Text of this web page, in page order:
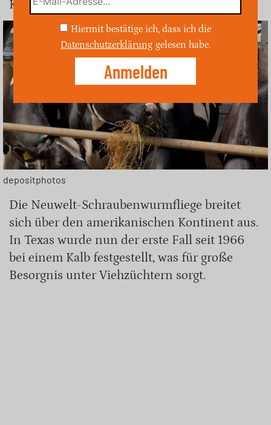
Kilometer breite Sperrzone.
depositphotos
Die Neuwelt-Schraubenwurmfliege breitet
sich über den amerikanischen Kontinent aus.
In Texas wurde nun der erste Fall seit 1966
bei einem Kalb festgestellt, was für große
Besorgnis unter Viehzüchtern sorgt.
Hiermit bestätige ich, dass ich die
Datenschutzerklärung gelesen habe.